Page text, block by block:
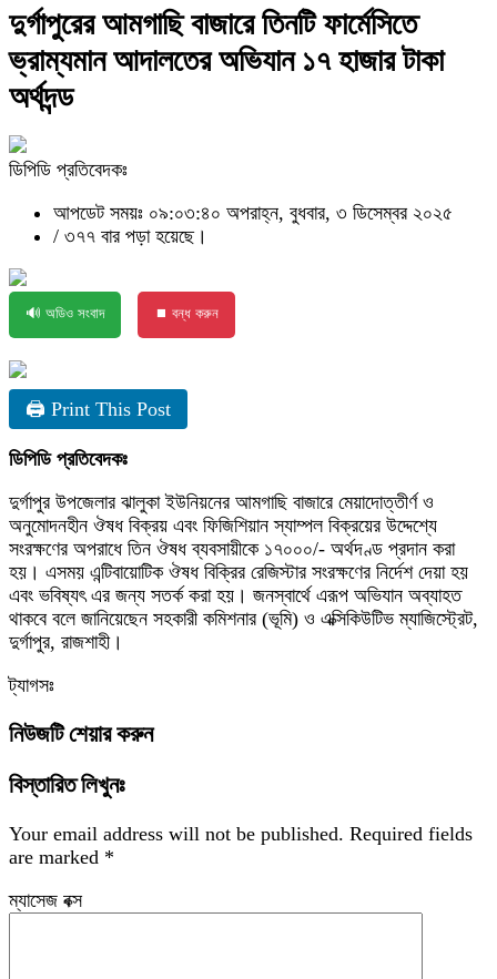
দুর্গাপুরের আমগাছি বাজারে তিনটি ফার্মেসিতে
ভ্রাম্যমান আদালতের অভিযান ১৭ হাজার টাকা
অর্থদন্ড
ডিপিডি প্রতিবেদকঃ
আপডেট সময়ঃ ০৯:০৩:৪০ অপরাহ্ন, বুধবার, ৩ ডিসেম্বর ২০২৫
/ ৩৭৭ বার পড়া হয়েছে।
🔊 অডিও সংবাদ ⏹ বন্ধ করুন
🖨 Print This Post
ডিপিডি প্রতিবেদকঃ
দুর্গাপুর উপজেলার ঝালুকা ইউনিয়নের আমগাছি বাজারে মেয়াদোত্তীর্ণ ও
অনুমোদনহীন ঔষধ বিক্রয় এবং ফিজিশিয়ান স্যাম্পল বিক্রয়ের উদ্দেশ্যে
সংরক্ষণের অপরাধে তিন ঔষধ ব্যবসায়ীকে ১৭০০০/- অর্থদণ্ড প্রদান করা
হয়। এসময় এন্টিবায়োটিক ঔষধ বিক্রির রেজিস্টার সংরক্ষণের নির্দেশ দেয়া হয়
এবং ভবিষ্যৎ এর জন্য সতর্ক করা হয়। জনস্বার্থে এরূপ অভিযান অব্যাহত
থাকবে বলে জানিয়েছেন সহকারী কমিশনার (ভূমি) ও এক্সিকিউটিভ ম্যাজিস্ট্রেট,
দুর্গাপুর, রাজশাহী।
ট্যাগসঃ
নিউজটি শেয়ার করুন
বিস্তারিত লিখুনঃ
Your email address will not be published. Required fields
are marked *
ম্যাসেজ বক্স